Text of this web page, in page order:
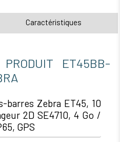
Caractéristiques
PRODUIT ET45BB-
barres Zebra ET45, 10
2D SE4710, 4 Go /
GPS